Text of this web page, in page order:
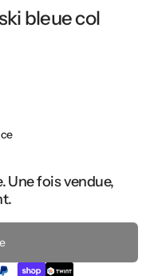
bleue col
Une fois vendue,